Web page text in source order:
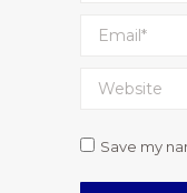
Email *
Website
Save my